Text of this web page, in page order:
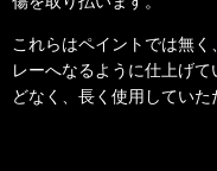
これらはペイントでは無
レーへなるように仕上げ
どなく、長く使用していた